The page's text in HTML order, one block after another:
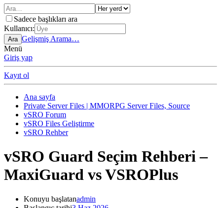
Sadece başlıkları ara
Kullanıcı:
Ara Gelişmiş Arama…
Menü
Giriş yap
Kayıt ol
Ana sayfa
Private Server Files | MMORPG Server Files, Source
vSRO Forum
vSRO Files Geliştirme
vSRO Rehber
vSRO Guard Seçim Rehberi –
MaxiGuard vs VSROPlus
Konuyu başlatanadmin